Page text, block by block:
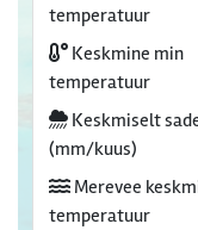
temperatuur
Keskmine min
temperatuur
Keskmiselt
(mm/kuus)
Merevee
temperatuur